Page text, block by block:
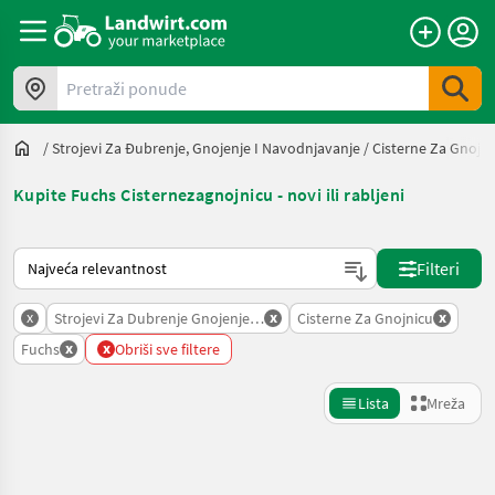
Pretraži ponude
/Strojevi Za Đubrenje, Gnojenje I Navodnjavanje /Cisterne Za
Kupite Fuchs Cisternezagnojnicu - novi ili rabljeni
Način na koji sortira Landwirt.com
Filteri
x Strojevi Za Dubrenje Gnojenje I Navodnjavanje
x Cisterne Za Gnojnicu x
Fuchs x x Obriši sve filtere
Lista Mreža